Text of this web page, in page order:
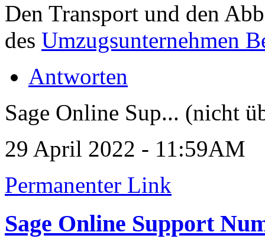
Den Transport und den
des Umzugsunternehmen
Antworten
Sage Online Sup... (nicht
29 April 2022 - 11:59AM
Permanenter Link
Sage Online Support